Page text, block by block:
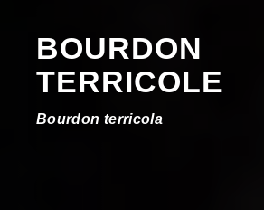
BOURDON
TERRICOLE
Bourdon terricola